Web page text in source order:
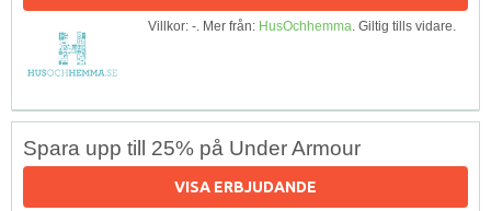
Villkor: -. Mer från: HusOchhemma. Giltig tills vidare.
Spara upp till 25% på Under Armour
VISA ERBJUDANDE